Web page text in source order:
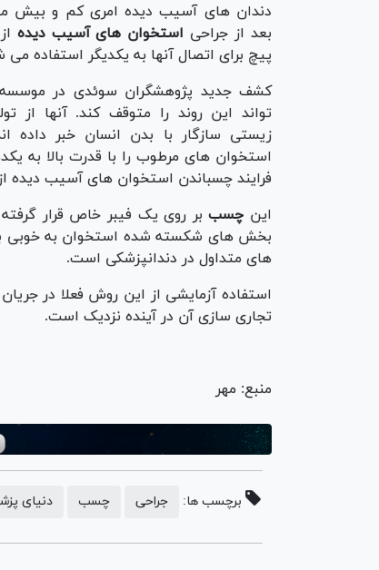
دندان های آسیب دیده امری کم و بیش
بعد از جراحی استخوان های آسیب دیده
پیچ برای اتصال آنها به یکدیگر استفاده می
کشف جدید پژوهشگران سوئدی در
تواند این روند را متوقف کند. آنها از
زیستی سازگار با بدن انسان خبر داده
استخوان های مرطوب را با قدرت بالا به
فرایند چسباندن استخوان های آسیب دیده از این طریق
این چسببر روی یک فیبر خاص قرار
های متداول در دندانپزشکی است.
استفاده آزمایشی از این روش فعلا در
تجاری سازی آن در آینده نزدیک است.
منبع: مهر
برچسب ها: جراحی چسب دنیای